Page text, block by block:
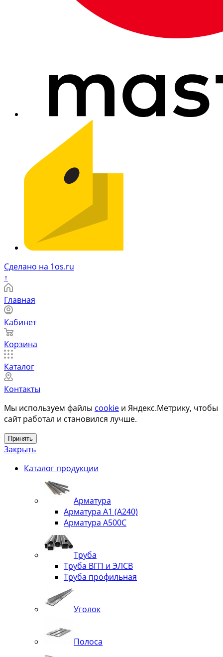
Сделано на 1os.ru
↑
Главная
Кабинет
Корзина
Каталог
Контакты
Мы используем файлы cookie и Яндекс.Метрику, чтобы
сайт работал и становился лучше.
Принять
Закрыть
Каталог продукции
Арматура
Арматура А1 (А240)
Арматура А500С
Труба
Труба ВГП и ЭЛСВ
Труба профильная
Уголок
Полоса